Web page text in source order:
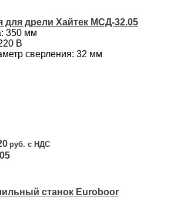
для дрели Хайтек МСД-32.05
350 мм
В
сверления: 32 мм
станок Euroboor